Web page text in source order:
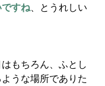
すね、とうれしい
もちろん、ふとし
うな場所でありた